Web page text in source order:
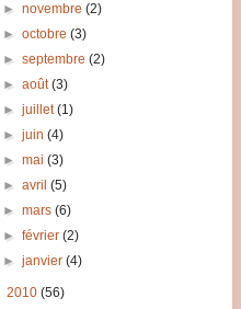
►novembre(2)
►octobre(3)
►septembre(2)
►août(3)
►juillet(1)
►juin(4)
►mai(3)
►avril(5)
►mars(6)
►février(2)
►janvier(4)
2010 (56)